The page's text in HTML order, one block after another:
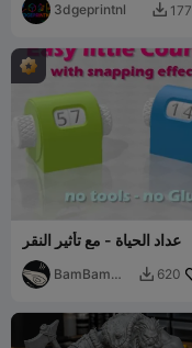
3dgeprintnl  177
عداد الحياة - مع تأثير النقر
BamBam
 620